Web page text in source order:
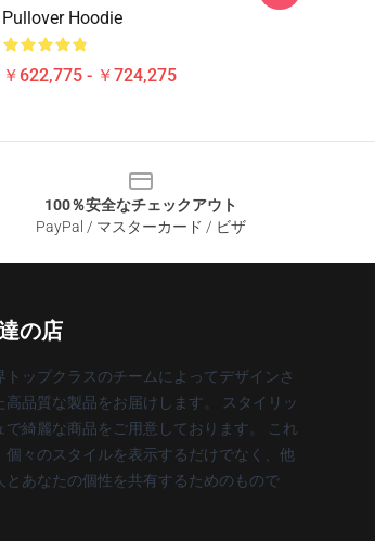
Pullover Hoodie
￥622,775 - ￥724,275
100％安全なチェックアウト
PayPal / マスターカード / ビザ
の店
トップクラスのチームによってデザインさ
高品質な製品をお届けします。 スタイリッ
で綺麗な商品をご用意しております。 これ
個々のスタイルを表示するだけでなく、他
とあなたの個性を共有するためのもので